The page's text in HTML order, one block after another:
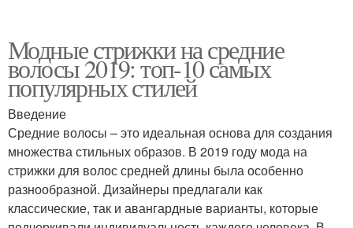
Модные стрижки на средние
волосы 2019: топ-10 самых
популярных стилей
Введение
Средние волосы – это идеальная основа для создания
множества стильных образов. В 2019 году мода на
стрижки для волос средней длины была особенно
разнообразной. Дизайнеры предлагали как
классические, так и авангардные варианты, которые